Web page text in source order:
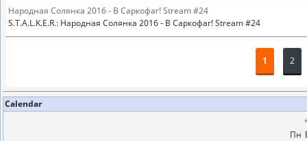
Народная Солянка 2016 - В Саркофаг! Stream #24
S.T.A.L.K.E.R.: Народная Солянка 2016 - В Саркофаг! Stream #24
1 2
Calendar
Пн